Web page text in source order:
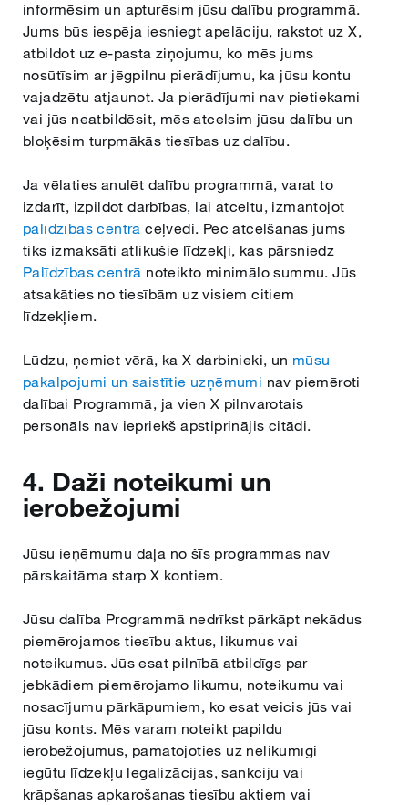
informēsim un apturēsim jūsu dalību programmā.
Jums būs iespēja iesniegt apelāciju, rakstot uz X,
atbildot uz e-pasta ziņojumu, ko mēs jums
nosūtīsim ar jēgpilnu pierādījumu, ka jūsu kontu
vajadzētu atjaunot. Ja pierādījumi nav pietiekami
vai jūs neatbildēsit, mēs atcelsim jūsu dalību un
bloķēsim turpmākās tiesības uz dalību.
Ja vēlaties anulēt dalību programmā, varat to
izdarīt, izpildot darbības, lai atceltu, izmantojot
palīdzības centra ceļvedi. Pēc atcelšanas jums
tiks izmaksāti atlikušie līdzekļi, kas pārsniedz
Palīdzības centrā noteikto minimālo summu. Jūs
atsakāties no tiesībām uz visiem citiem
līdzekļiem.
Lūdzu, ņemiet vērā, ka X darbinieki, un mūsu
pakalpojumi un saistītie uzņēmumi nav piemēroti
dalībai Programmā, ja vien X pilnvarotais
personāls nav iepriekš apstiprinājis citādi.
4. Daži noteikumi un
ierobežojumi
Jūsu ieņēmumu daļa no šīs programmas nav
pārskaitāma starp X kontiem.
Jūsu dalība Programmā nedrīkst pārkāpt nekādus
piemērojamos tiesību aktus, likumus vai
noteikumus. Jūs esat pilnībā atbildīgs par
jebkādiem piemērojamo likumu, noteikumu vai
nosacījumu pārkāpumiem, ko esat veicis jūs vai
jūsu konts. Mēs varam noteikt papildu
ierobežojumus, pamatojoties uz nelikumīgi
iegūtu līdzekļu legalizācijas, sankciju vai
krāpšanas apkarošanas tiesību aktiem vai